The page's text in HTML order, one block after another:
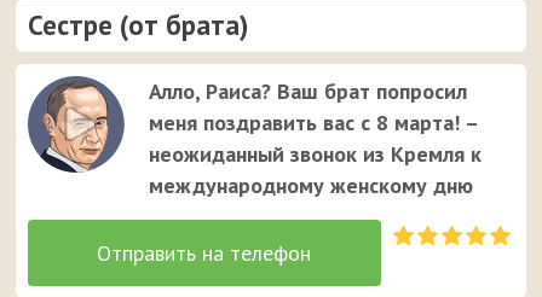
Сестре (от брата)
Алло, Раиса? Ваш брат попросил
меня поздравить вас с 8 марта! –
неожиданный звонок из Кремля к
международному женскому дню